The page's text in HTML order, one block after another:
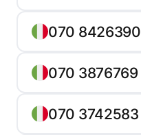
070 8426390
070 3876769
070 3742583